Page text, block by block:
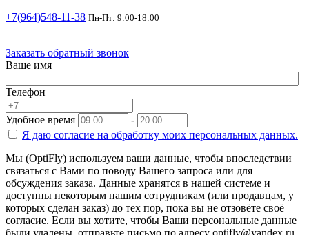
+7(964)548-11-38 Пн-Пт: 9:00-18:00
Заказать обратный звонок
Ваше имя
Телефон
Удобное время
-
Я даю согласие на обработку моих персональных данных.
Мы (OptiFly) используем ваши данные, чтобы впоследствии
связаться с Вами по поводу Вашего запроса или для
обсуждения заказа. Данные хранятся в нашей системе и
доступны некоторым нашим сотрудникам (или продавцам, у
которых сделан заказ) до тех пор, пока вы не отзовёте своё
согласие. Если вы хотите, чтобы Ваши персональные данные
были удалены, отправьте письмо по адресу optifly@yandex.ru.